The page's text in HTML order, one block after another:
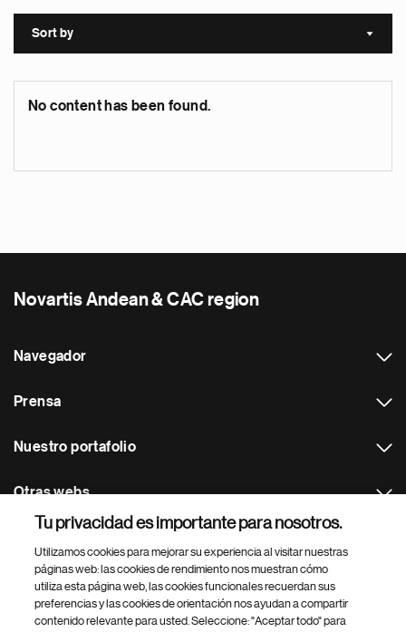
Sort by Sort
No content has been found.
Novartis Andean & CAC region
Navegador
Prensa
Nuestro portafolio
Otras webs
Footer Site Search
Tu privacidad es importante para nosotros.
Utilizamos cookies para mejorar su experiencia al visitar nuestras
páginas web: las cookies de rendimiento nos muestran cómo
utiliza esta página web, las cookies funcionales recuerdan sus
preferencias y las cookies de orientación nos ayudan a compartir
contenido relevante para usted. Seleccione: "Aceptar todo" para